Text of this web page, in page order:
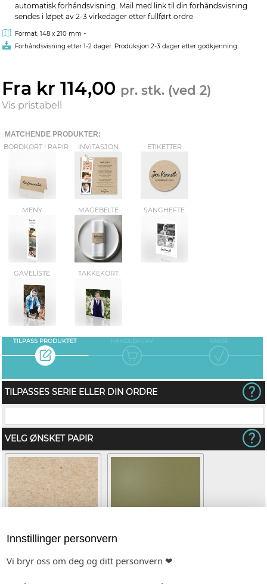
automatisk forhåndsvisning. Mail med link til din forhåndsvisning
sendes i løpet av 2-3 virkedager etter fullført ordre
Format: 148 x 210 mm -
Forhåndsvisning etter 1-2 dager. Produksjon 2-3 dager etter godkjenning.
Fra kr 114,00 pr. stk. (ved 2)
Vis pristabell
MATCHENDE PRODUKTER:
BORDKORT I PAPIR
INVITASJON ETIKETTER
MENY MAGEBELTE SANGHEFTE
GAVELISTE TAKKEKORT
TILPASS PRODUKTET HANDLEKURV KASSE
TILPASSES SERIE ELLER DIN ORDRE
VELG ØNSKET PAPIR
Innstillinger personvern
Vi bryr oss om deg og ditt personvern ❤